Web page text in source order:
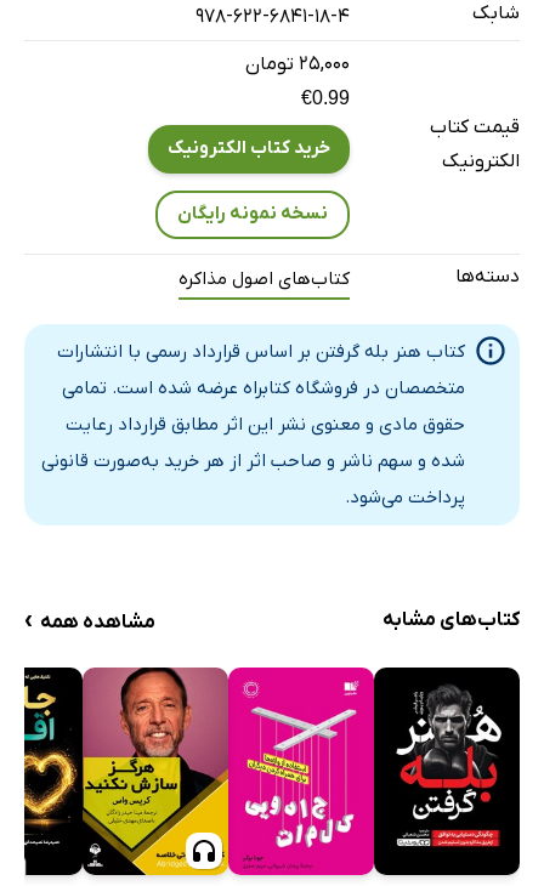
شابک
978-622-6841-18-4
قیمت کتاب
الکترونیک
۲۵,۰۰۰ تومان
€0.99
خرید کتاب الکترونیک
نسخه نمونه رایگان
دسته‌ها کتاب‌های اصول مذاکره
کتاب هنر بله گرفتن بر اساس قرارداد رسمی با انتشارات
متخصصان در فروشگاه کتابراه عرضه شده است. تمامی
حقوق مادی و معنوی نشر این اثر مطابق قرارداد رعایت
شده و سهم ناشر و صاحب اثر از هر خرید به‌صورت قانونی
پرداخت می‌شود.
کتاب‌های مشابه مشاهده همه ›